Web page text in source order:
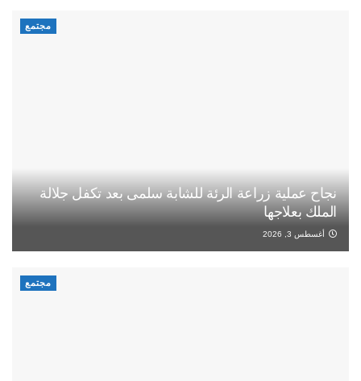
مجتمع
نجاح عملية زراعة الرئة للشابة سلمى بعد تكفل جلالة
الملك بعلاجها
أغسطس 3, 2026
مجتمع